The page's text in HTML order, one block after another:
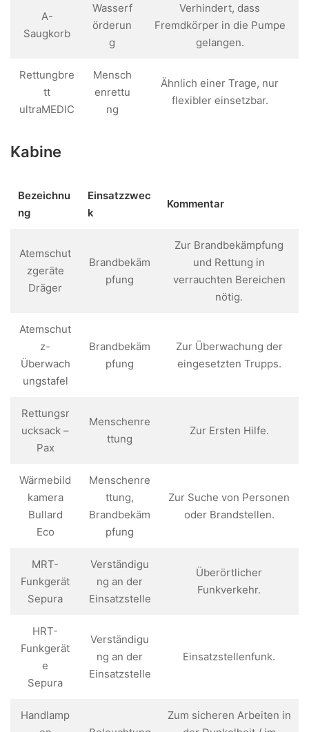
A-
Saugkorb
Wasserf
örderun
g
Verhindert, dass
Fremdkörper in die Pumpe
gelangen.
Rettungbre
tt
ultraMEDIC
Mensch
enrettu
ng
Ähnlich einer Trage, nur
flexibler einsetzbar.
Kabine
Bezeichnu
ng
Einsatzzwec
k
Kommentar
Atemschut
zgeräte
Dräger
Brandbekäm
pfung
Zur Brandbekämpfung
und Rettung in
verrauchten Bereichen
nötig.
Atemschut
z-
Überwach
ungstafel
Brandbekäm
pfung
Zur Überwachung der
eingesetzten Trupps.
Rettungsr
ucksack –
Pax
Menschenre
ttung
Zur Ersten Hilfe.
Wärmebild
kamera
Bullard
Eco
Menschenre
ttung,
Brandbekäm
pfung
Zur Suche von Personen
oder Brandstellen.
MRT-
Funkgerät
Sepura
Verständigu
ng an der
Einsatzstelle
Überörtlicher
Funkverkehr.
HRT-
Funkgerät
e
Sepura
Verständigu
ng an der
Einsatzstelle
Einsatzstellenfunk.
Handlamp
Zum sicheren Arbeiten in